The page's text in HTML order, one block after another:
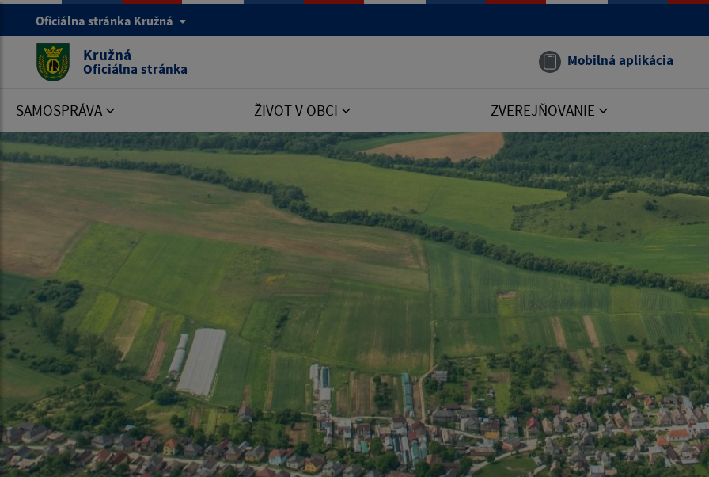
Oficiálna stránka Kružná
Kružná
Oficiálna stránka Mobilná aplikácia
SAMOSPRÁVA ŽIVOT V OBCI ZVEREJŇOVANIE